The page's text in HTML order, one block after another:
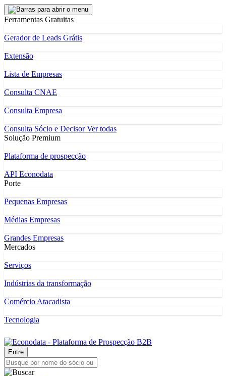
Ferramentas Gratuitas
Gerador de Leads Grátis
Extensão
Lista de Empresas
Consulta CNAE
Consulta Empresa
Consulta Sócio e DecisorVer todas
Solução Premium
Plataforma de prospecção
API Econodata
Porte
Pequenas Empresas
Médias Empresas
Grandes Empresas
Mercados
Serviços
Indústrias da transformação
Comércio Atacadista
Tecnologia
Entre